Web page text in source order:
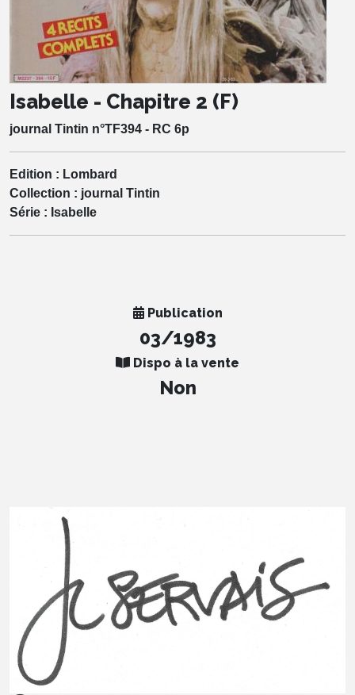
Isabelle - Chapitre 2 (F)
journal Tintin n°TF394 - RC 6p
Edition : Lombard
Collection : journal Tintin
Série : Isabelle
Publication
03/1983
Dispo à la vente
Non